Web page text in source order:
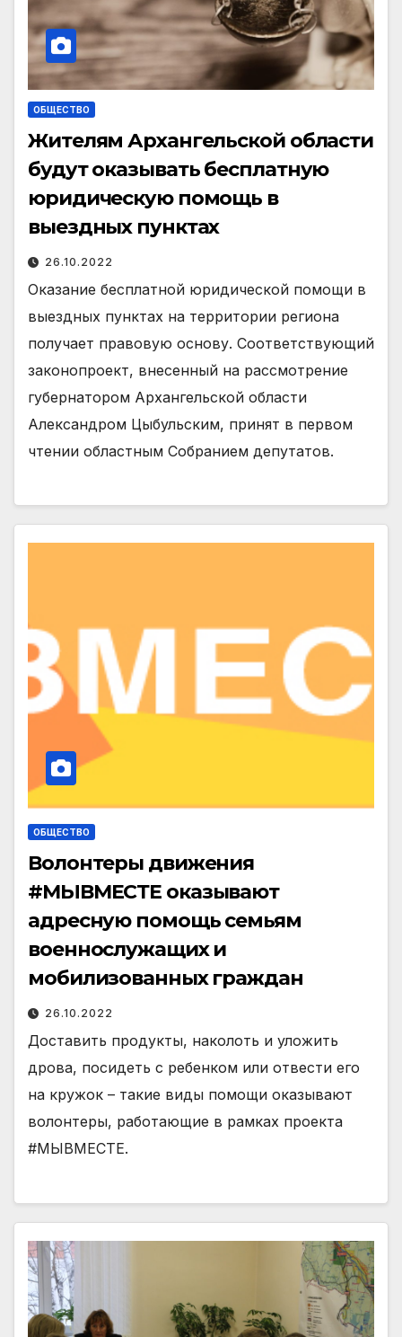
ОБЩЕСТВО
Жителям Архангельской области
будут оказывать бесплатную
юридическую помощь в
выездных пунктах
26.10.2022
Оказание бесплатной юридической помощи в
выездных пунктах на территории региона
получает правовую основу. Соответствующий
законопроект, внесенный на рассмотрение
губернатором Архангельской области
Александром Цыбульским, принят в первом
чтении областным Собранием депутатов.
ОБЩЕСТВО
Волонтеры движения
#МЫВМЕСТЕ оказывают
адресную помощь семьям
военнослужащих и
мобилизованных граждан
26.10.2022
Доставить продукты, наколоть и уложить
дрова, посидеть с ребенком или отвести его
на кружок – такие виды помощи оказывают
волонтеры, работающие в рамках проекта
#МЫВМЕСТЕ.